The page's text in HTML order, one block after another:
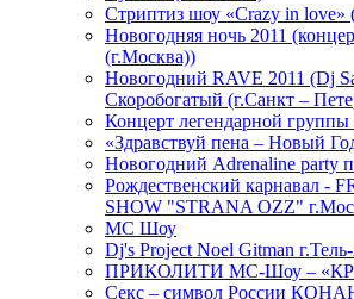
Стриптиз шоу «Crazy in love»
Новогодняя ночь 2011
(г.Москва))
Новогодний RAVE 2011 (Dj
Скоробогатый (г.Санкт –
Концерт легендарной
«Здравствуй пена – Новый
Новогодний Adrenaline party
Рождественский карнавал -
SHOW "STRANA OZZ"
MC Шоу
Dj's Project Noel Gitman
ПРИКОЛИТИ МС-Шоу –
Секс – символ России